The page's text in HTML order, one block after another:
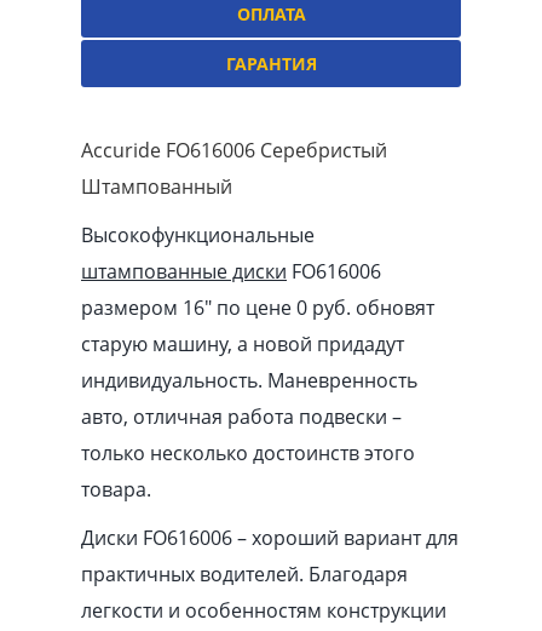
ОПЛАТА
ГАРАНТИЯ
Accuride FO616006 Серебристый
Штампованный
Высокофункциональные
штампованные диски FO616006
размером 16″ по цене 0 руб. обновят
старую машину, а новой придадут
индивидуальность. Маневренность
авто, отличная работа подвески –
только несколько достоинств этого
товара.
Диски FO616006 – хороший вариант для
практичных водителей. Благодаря
легкости и особенностям конструкции